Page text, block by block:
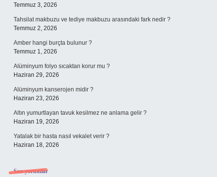
Temmuz 3, 2026
Tahsilat makbuzu ve tediye makbuzu arasındaki fark nedir ?
Temmuz 2, 2026
Amber hangi burçta bulunur ?
Temmuz 1, 2026
Alüminyum folyo sıcaktan korur mu ?
Haziran 29, 2026
Alüminyum kanserojen midir ?
Haziran 23, 2026
Altın yumurtlayan tavuk kesilmez ne anlama gelir ?
Haziran 19, 2026
Yatalak bir hasta nasıl vekalet verir ?
Haziran 18, 2026
Son yorumlar